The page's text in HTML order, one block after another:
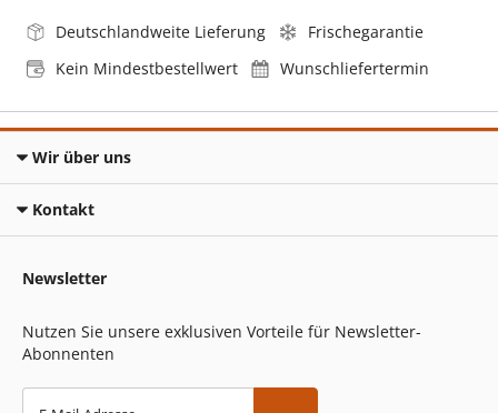
Deutschlandweite Lieferung
Frischegarantie
Kein Mindestbestellwert
Wunschliefertermin
Wir über uns
Kontakt
Newsletter
Nutzen Sie unsere exklusiven Vorteile für Newsletter-
Abonnenten